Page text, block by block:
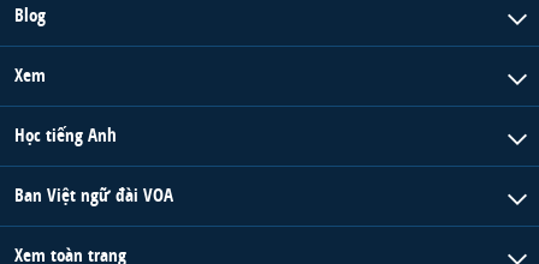
Blog
Xem
Học tiếng Anh
Ban Việt ngữ đài VOA
Xem toàn trang